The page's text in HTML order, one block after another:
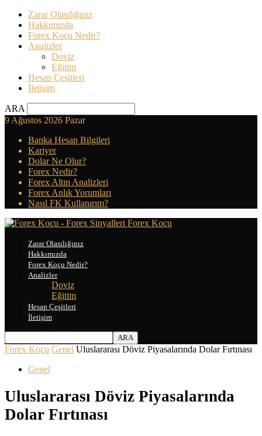
Zarar Olasılığınız
Hakkımızda
Forex Koçu Nedir?
Analizler
Doviz
Eğitim
Hesap Çeşitleri
İletişim
ARA
9 Ağustos 2026 Pazar
Banka Hesap Bilgileri
Kariyer
Dolar Ne Olur?
Forex Nedir?
Forex Altın Analizleri
Forex Anlık Yorumları
Nasıl FK Kullanırım?
Forex Koçu
Zarar Olasılığınız
Hakkımızda
Forex Koçu Nedir?
Analizler
Doviz
Eğitim
Hesap Çeşitleri
İletişim
Forex Koçu Genel Uluslararası Döviz Piyasalarında Dolar Fırtınası
Genel
Uluslararası Döviz Piyasalarında
Dolar Fırtınası